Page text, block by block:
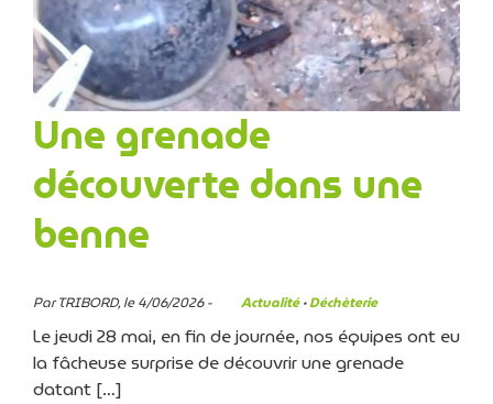
Une grenade
découverte dans une
benne
Par TRIBORD, le 4/06/2026 - Actualité·Déchèterie
Le jeudi 28 mai, en fin de journée, nos équipes ont eu
la fâcheuse surprise de découvrir une grenade
datant […]